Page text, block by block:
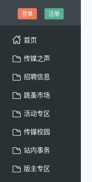
登录 注册
首页
传媒之声
招聘信息
跳蚤市场
活动专区
传媒校园
站内事务
版主专区